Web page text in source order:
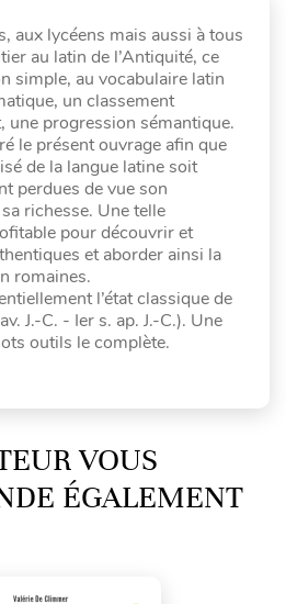
aux lycéens mais aussi à tous
au latin de l’Antiquité, ce
simple, au vocabulaire latin
un classement
une progression sémantique.
le présent ouvrage afin que
de la langue latine soit
perdues de vue son
richesse. Une telle
pour découvrir et
et aborder ainsi la
romaines.
l’état classique de
J.-C. - Ier s. ap. J.-C.). Une
outils le complète.
VOUS
ÉGALEMENT